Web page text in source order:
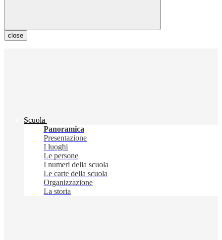
close
Scuola
Panoramica
Presentazione
I luoghi
Le persone
I numeri della scuola
Le carte della scuola
Organizzazione
La storia